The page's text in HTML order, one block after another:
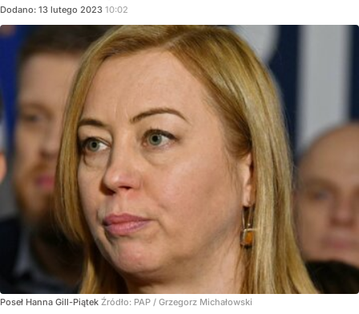
Dodano: 13 lutego 2023 10:02
Poseł Hanna Gill-Piątek Źródło: PAP / Grzegorz Michałowski